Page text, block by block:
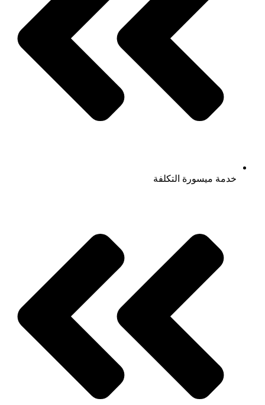
خدمة ميسورة التكلفة